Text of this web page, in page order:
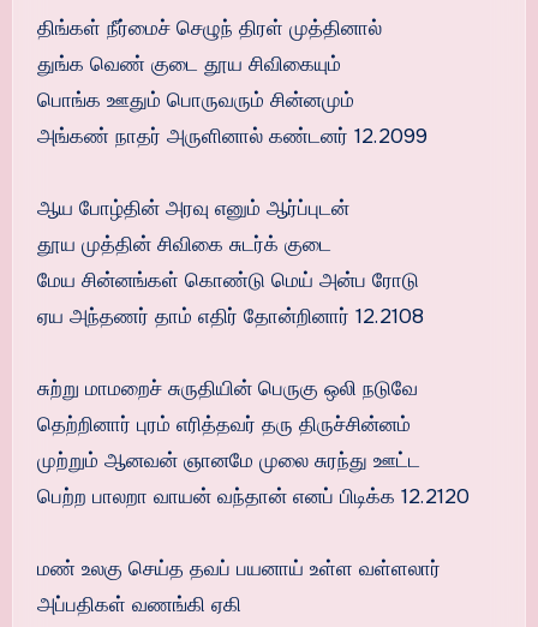
திங்கள் நீர்மைச் செழுந் திரள் முத்தினால்
துங்க வெண் குடை தூய சிவிகையும்
பொங்க ஊதும் பொருவரும் சின்னமும்
அங்கண் நாதர் அருளினால் கண்டனர் 12.2099
ஆய போழ்தின் அரவு எனும் ஆர்ப்புடன்
தூய முத்தின் சிவிகை சுடர்க் குடை
மேய சின்னங்கள் கொண்டு மெய் அன்ப ரோடு
ஏய அந்தணர் தாம் எதிர் தோன்றினார் 12.2108
சுற்று மாமறைச் சுருதியின் பெருகு ஒலி நடுவே
தெற்றினார் புரம் எரித்தவர் தரு திருச்சின்னம்
முற்றும் ஆனவன் ஞானமே முலை சுரந்து ஊட்ட
பெற்ற பாலறா வாயன் வந்தான் எனப் பிடிக்க 12.2120
மண் உலகு செய்த தவப் பயனாய் உள்ள வள்ளலார்
அப்பதிகள் வணங்கி ஏகி